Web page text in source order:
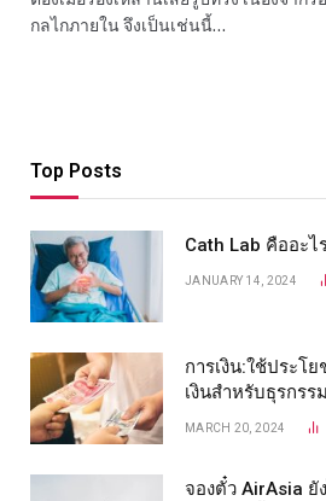
กลไกภายใน จึงเป็นเช่นนี้…
Top Posts
Cath Lab คืออะ
JANUARY 14, 2024
การเงิน:ใช้ประโ
เงินสำหรับธุรกรร
MARCH 20, 2024
จองตั๋ว AirAsia ยั